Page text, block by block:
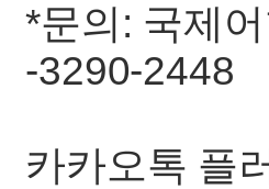
*문의: 국제
-3290-2448
카카오톡 플